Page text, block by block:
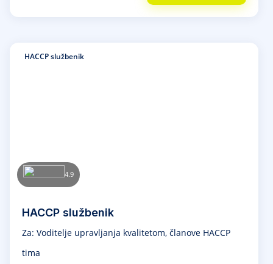
HACCP službenik
4.9
HACCP službenik
Za: Voditelje upravljanja kvalitetom, članove HACCP
tima